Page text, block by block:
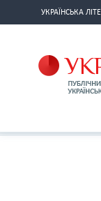
УКРАЇНСЬКА